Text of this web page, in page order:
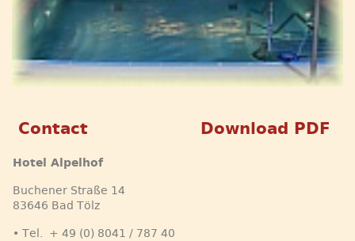
Contact Download PDF
Hotel Alpelhof
Buchener Straße 14
83646 Bad Tölz
• Tel. + 49 (0) 8041 / 787 40